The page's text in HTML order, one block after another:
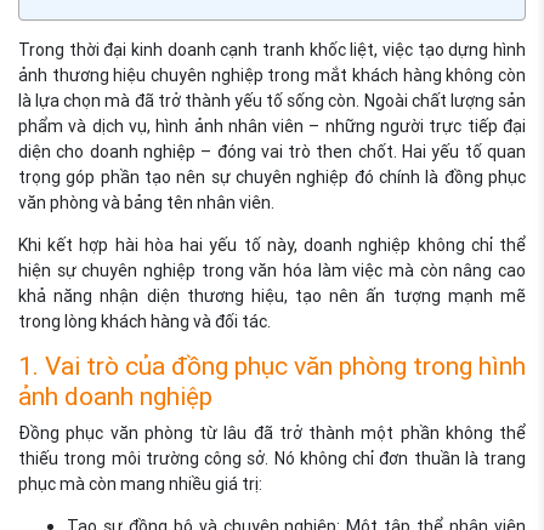
Trong thời đại kinh doanh cạnh tranh khốc liệt, việc tạo dựng hình
ảnh thương hiệu chuyên nghiệp trong mắt khách hàng không còn
là lựa chọn mà đã trở thành yếu tố sống còn. Ngoài chất lượng sản
phẩm và dịch vụ, hình ảnh nhân viên – những người trực tiếp đại
diện cho doanh nghiệp – đóng vai trò then chốt. Hai yếu tố quan
trọng góp phần tạo nên sự chuyên nghiệp đó chính là đồng phục
văn phòng và bảng tên nhân viên.
Khi kết hợp hài hòa hai yếu tố này, doanh nghiệp không chỉ thể
hiện sự chuyên nghiệp trong văn hóa làm việc mà còn nâng cao
khả năng nhận diện thương hiệu, tạo nên ấn tượng mạnh mẽ
trong lòng khách hàng và đối tác.
1. Vai trò của đồng phục văn phòng trong hình
ảnh doanh nghiệp
Đồng phục văn phòng từ lâu đã trở thành một phần không thể
thiếu trong môi trường công sở. Nó không chỉ đơn thuần là trang
phục mà còn mang nhiều giá trị: